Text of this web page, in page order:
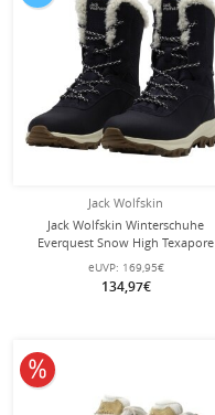
Jack Wolfskin
Jack Wolfskin Winterschuhe
Everquest Snow High Texapore
(warm, wasserdicht, PFC-Frei)
navyblau Damen
eUVP: 169,95€
134,97€
10% reduziert